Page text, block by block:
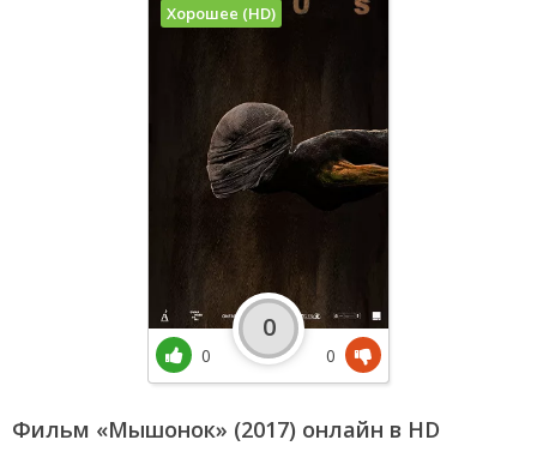
Фильм «Мышонок» (2017) онлайн в HD
Хорошее (HD)
0
0
0